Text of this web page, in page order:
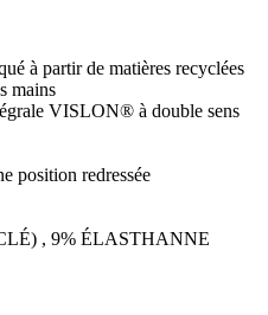
à partir de matières recyclées
mains
VISLON® à double sens
position redressée
, 9% ÉLASTHANNE